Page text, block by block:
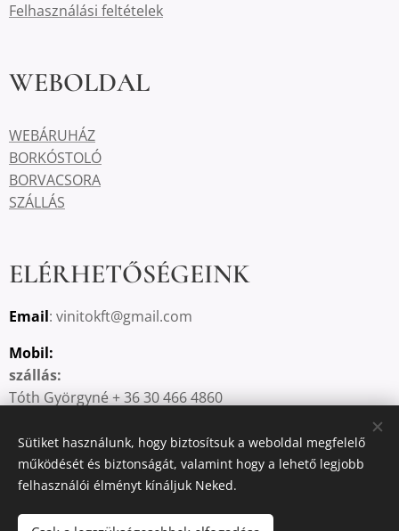
Felhasználási feltételek
WEBOLDAL
WEBÁRUHÁZ
BORKÓSTOLÓ
BORVACSORA
SZÁLLÁS
ELÉRHETŐSÉGEINK
Email: vinitokft@gmail.com
Mobil:
szállás:
Tóth Györgyné + 36 30 466 4860
Dr. Tóth Gábor György +36 30 748 0503
webáruház:
Dr. Tóth Gábor György +36 30 748 0503
FACEBOOK
Sütiket használunk, hogy biztosítsuk a weboldal megfelelő
működését és biztonságát, valamint hogy a lehető legjobb
felhasználói élményt kínáljuk Neked.